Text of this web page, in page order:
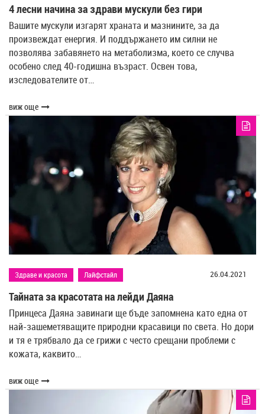
4 лесни начина за здрави мускули без гири
Вашите мускули изгарят храната и мазнините, за да
произвеждат енергия. И поддържането им силни не
позволява забавянето на метаболизма, което се случва
особено след 40-годишна възраст. Освен това,
изследователите от…
виж още
Здраве и красота Лайфстайл 26.04.2021
Тайната за красотата на лейди Даяна
Принцеса Даяна завинаги ще бъде запомнена като една от
най-зашеметяващите природни красавици по света. Но дори
и тя е трябвало да се грижи с често срещани проблеми с
кожата, каквито…
виж още